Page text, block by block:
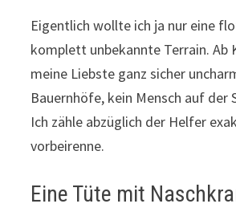
Eigentlich wollte ich ja nur eine
komplett unbekannte Terrain. Ab
meine Liebste ganz sicher
Bauernhöfe, kein Mensch auf
Ich zähle abzüglich der Helfer
vorbeirenne.
Eine Tüte mit